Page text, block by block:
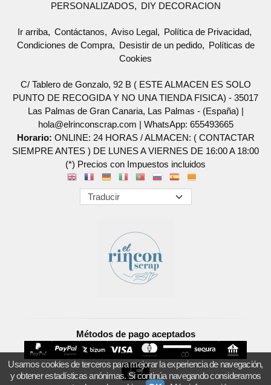
PERSONALIZADOS
DIY DECORACION
Ir arriba Contáctanos Aviso Legal
Política de Privacidad
Condiciones de Compra
Desistir de un pedido
Políticas de
Cookies
C/ Tablero de Gonzalo, 92 B ( ESTE ALMACEN ES SOLO
PUNTO DE RECOGIDA Y NO UNA TIENDA FISICA) - 35017
Las Palmas de Gran Canaria, Las Palmas - (España) |
hola@elrinconscrap.com | WhatsApp: 655493665
Horario: ONLINE: 24 HORAS / ALMACEN: ( CONTACTAR
SIEMPRE ANTES ) DE LUNES A VIERNES DE 16:00 A 18:00
(*) Precios con Impuestos incluidos
Métodos de pago aceptados
Usamos cookies de terceros para mejorar la experiencia de navegación,
y obtener estadísticas anónimas. Si continúa navegando consideramos